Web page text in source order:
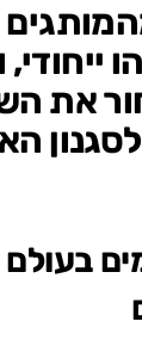
ייחודי,
את
בעולם